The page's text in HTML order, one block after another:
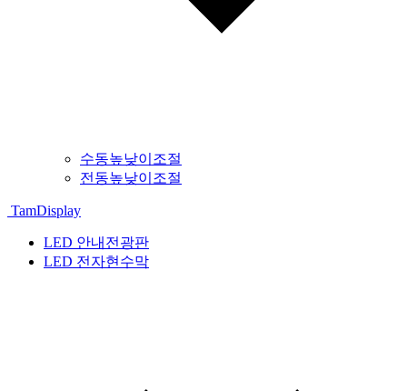
수동높낮이조절
전동높낮이조절
TamDisplay
LED 안내전광판
LED 전자현수막